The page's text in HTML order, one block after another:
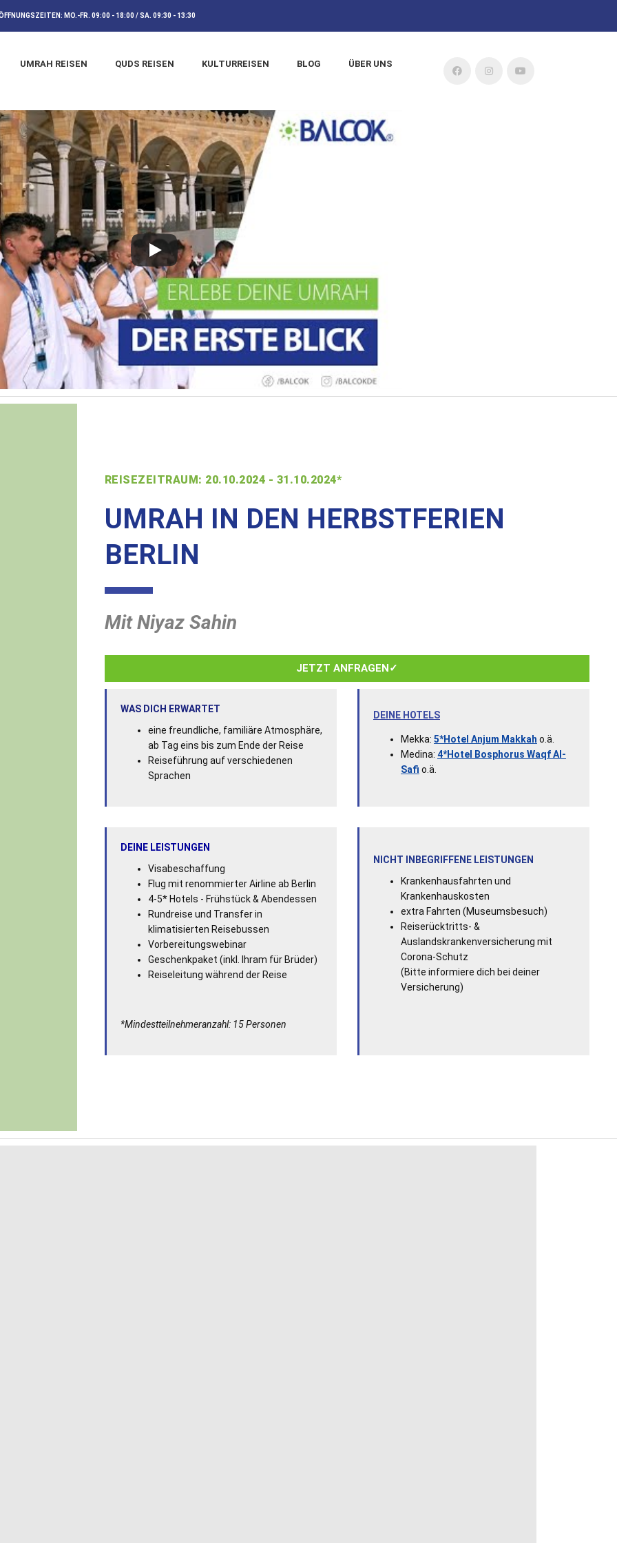
MO.-FR. 09:00 - 18:00 / SA. 09:30 - 13:30
UMRAH REISEN QUDS REISEN KULTURREISEN BLOG ÜBER UNS
REISEZEITRAUM: 20.10.2024 - 31.10.2024*
UMRAH IN DEN HERBSTFERIEN
BERLIN
Mit Niyaz Sahin
JETZT ANFRAGEN✓
WAS DICH ERWARTET
eine freundliche, familiäre Atmosphäre,
ab Tag eins bis zum Ende der Reise
Reiseführung auf verschiedenen
Sprachen
DEINE HOTELS
Mekka: 5*Hotel Anjum Makkah o.ä.
Medina: 4*Hotel Bosphorus Waqf Al-
Safi o.ä.
DEINE LEISTUNGEN
Visabeschaffung
Flug mit renommierter Airline ab Berlin
4-5* Hotels - Frühstück & Abendessen
Rundreise und Transfer in
klimatisierten Reisebussen
Vorbereitungswebinar
Geschenkpaket (inkl. Ihram für Brüder)
Reiseleitung während der Reise
*Mindestteilnehmeranzahl: 15 Personen
NICHT INBEGRIFFENE LEISTUNGEN
Krankenhausfahrten und
Krankenhauskosten
extra Fahrten (Museumsbesuch)
Reiserücktritts- &
Auslandskrankenversicherung mit
Corona-Schutz
(Bitte informiere dich bei deiner
Versicherung)